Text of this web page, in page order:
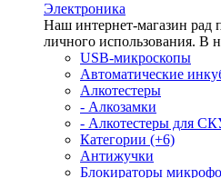
Электроника
Наш интернет-магазин рад
личного использования. В
USB-микроскопы
Автоматические
Алкотестеры
- Алкозамки
- Алкотестеры для
Категории (+6)
Антижучки
Блокираторы